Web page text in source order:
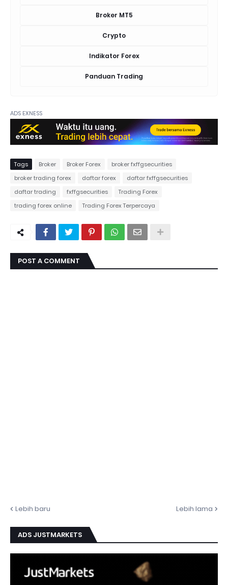
Broker MT5
Crypto
Indikator Forex
Panduan Trading
ADS EXNESS
Tags Broker Broker Forex
broker fxffgsecurities
broker trading forex
daftar forex
daftar fxffgsecurities
daftar trading
fxffgsecurities
Trading Forex
trading forex online
Trading Forex Terpercaya
POST A COMMENT
Lebih baru Lebih lama
ADS JUSTMARKETS